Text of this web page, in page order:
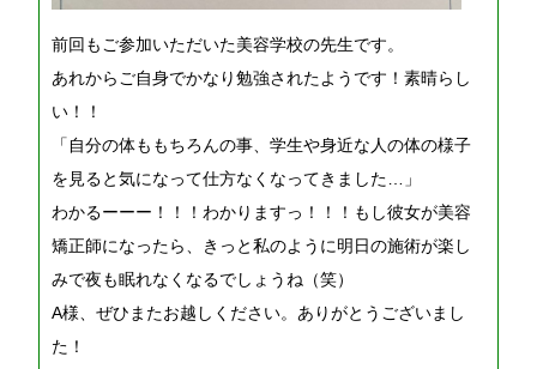
前回もご参加いただいた美容学校の先生です。
あれからご自身でかなり勉強されたようです！素晴らし
い！！
「自分の体ももちろんの事、学生や身近な人の体の様子
を見ると気になって仕方なくなってきました…」
わかるーーー！！！わかりますっ！！！もし彼女が美容
矯正師になったら、きっと私のように明日の施術が楽し
みで夜も眠れなくなるでしょうね（笑）
A様、ぜひまたお越しください。ありがとうございまし
た！